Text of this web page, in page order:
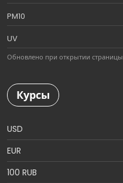
PM10
UV
Обновлено при открытии страницы
Курсы
USD
EUR
100 RUB